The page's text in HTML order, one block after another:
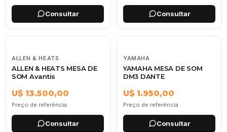
Consultar Consultar
ALLEN & HEATS
ALLEN & HEATS MESA DE
SOM Avantis
U$ 13.500,00
Preço de referência
Consultar
YAMAHA
YAMAHA MESA DE SOM
DM3 DANTE
U$ 1.950,00
Preço de referência
Consultar